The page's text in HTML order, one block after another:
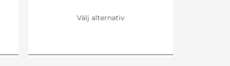
Välj alternativ